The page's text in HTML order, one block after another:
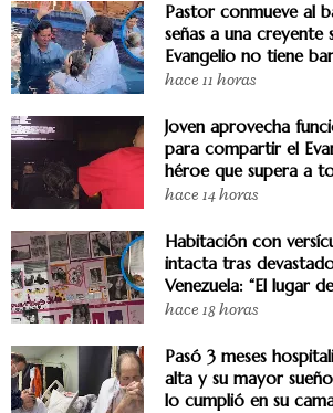
Pastor conmueve al
señas a una creyente
Evangelio no tiene
hace 11 horas
Joven aprovecha
para compartir el
héroe que supera a
hace 14 horas
Habitación con
intacta tras
Venezuela: “El lugar
hace 18 horas
Pasó 3 meses
alta y su mayor
lo cumplió en su